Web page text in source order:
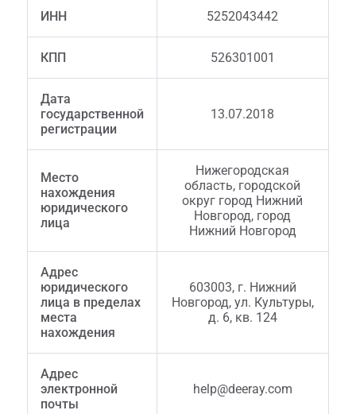
ИНН 5252043442
КПП 526301001
Дата
государственной
регистрации
13.07.2018
Место
нахождения
юридического
лица
Нижегородская
область, городской
округ город Нижний
Новгород, город
Нижний Новгород
Адрес
юридического
лица в пределах
места
нахождения
603003, г. Нижний
Новгород, ул. Культуры,
д. 6, кв. 124
Адрес
электронной
почты
help@deeray.com